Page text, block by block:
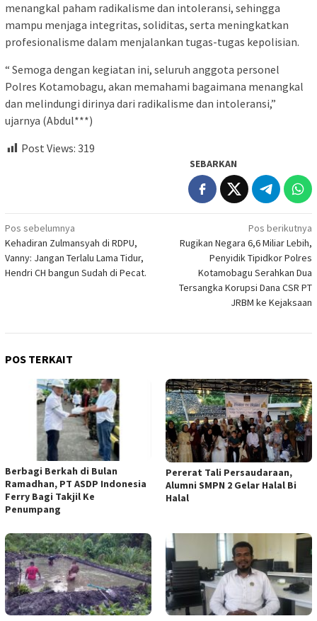
menangkal paham radikalisme dan intoleransi, sehingga
mampu menjaga integritas, soliditas, serta meningkatkan
profesionalisme dalam menjalankan tugas-tugas kepolisian.
“ Semoga dengan kegiatan ini, seluruh anggota personel
Polres Kotamobagu, akan memahami bagaimana menangkal
dan melindungi dirinya dari radikalisme dan intoleransi,”
ujarnya (Abdul***)
Post Views: 319
SEBARKAN
Navigasi
pos
Pos sebelumnya
Kehadiran Zulmansyah di RDPU,
Vanny: Jangan Terlalu Lama Tidur,
Hendri CH bangun Sudah di Pecat.
Pos berikutnya
Rugikan Negara 6,6 Miliar Lebih,
Penyidik Tipidkor Polres
Kotamobagu Serahkan Dua
Tersangka Korupsi Dana CSR PT
JRBM ke Kejaksaan
POS TERKAIT
Berbagi Berkah di Bulan
Ramadhan, PT ASDP Indonesia
Ferry Bagi Takjil Ke
Penumpang
Pererat Tali Persaudaraan,
Alumni SMPN 2 Gelar Halal Bi
Halal